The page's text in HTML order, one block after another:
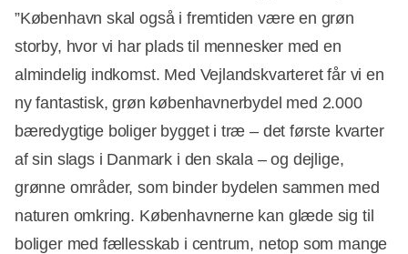
”København skal også i fremtiden være en grøn
storby, hvor vi har plads til mennesker med en
almindelig indkomst. Med Vejlandskvarteret får vi en
ny fantastisk, grøn københavnerbydel med 2.000
bæredygtige boliger bygget i træ – det første kvarter
af sin slags i Danmark i den skala – og dejlige,
grønne områder, som binder bydelen sammen med
naturen omkring. Københavnerne kan glæde sig til
boliger med fællesskab i centrum, netop som mange